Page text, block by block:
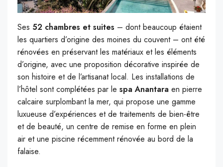
Ses 52 chambres et suites – dont beaucoup étaient
les quartiers d’origine des moines du couvent – ont été
rénovées en préservant les matériaux et les éléments
d’origine, avec une proposition décorative inspirée de
son histoire et de l’artisanat local. Les installations de
l’hôtel sont complétées par le spa Anantara en pierre
calcaire surplombant la mer, qui propose une gamme
luxueuse d’expériences et de traitements de bien-être
et de beauté, un centre de remise en forme en plein
air et une piscine récemment rénovée au bord de la
falaise.